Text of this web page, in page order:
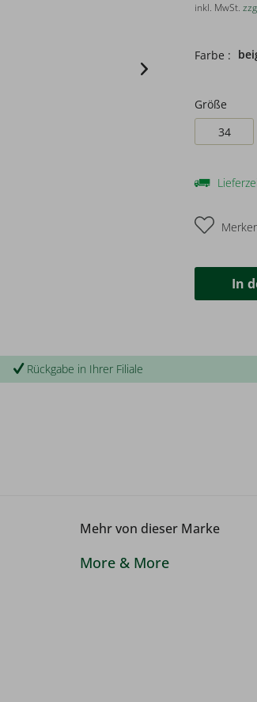
inkl. MwSt.
Farbe :
Größe
34
In
Rückgabe in Ihrer Filiale
Mehr von dieser Marke
More & More